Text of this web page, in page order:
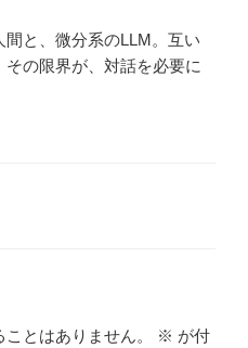
と、微分系のLLM。互い
の限界が、対話を必要に
とはありません。 ※ が付